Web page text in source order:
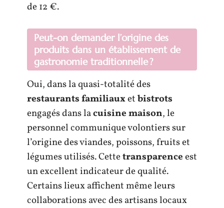
de 12 €.
Peut-on demander l’origine des
produits dans un établissement de
gastronomie traditionnelle ?
Oui, dans la quasi-totalité des
restaurants familiauxetbistrots
engagés dans lacuisine maison, le
personnel communique volontiers sur
l’origine des viandes, poissons, fruits et
légumes utilisés. Cettetransparenceest
un excellent indicateur de qualité.
Certains lieux affichent même leurs
collaborations avec des artisans locaux